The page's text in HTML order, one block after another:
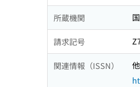
所蔵機関
請求記号
関連情報（ISSN）